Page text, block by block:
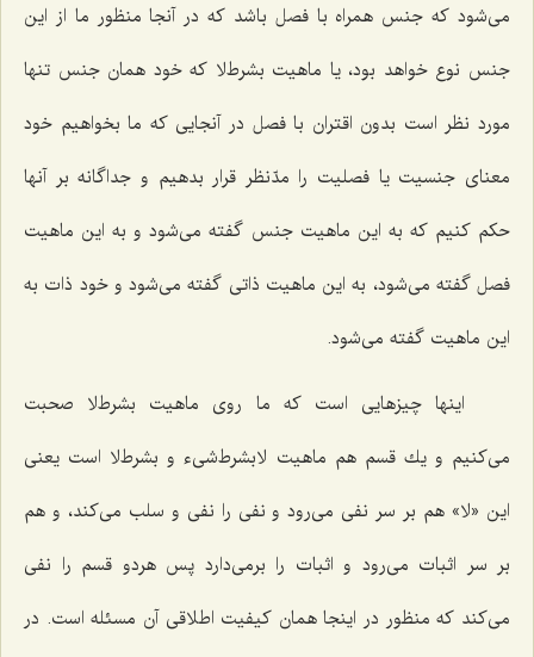
مى‌شود كه جنس همراه با فصل باشد كه در آنجا منظور ما از این
جنس نوع خواهد بود، یا ماهیت بشرط‌لا كه خود همان جنس تنها
مورد نظر است بدون اقتران با فصل در آنجایى كه ما بخواهیم خود
معناى جنسیت یا فصلیت‌ را مدّنظر قرار بدهیم و جداگانه بر آنها
حكم كنیم كه به این ماهیت جنس گفته مى‌شود و به این ماهیت
فصل گفته مى‌شود، به این ماهیت ذاتى گفته مى‌شود و خود ذات به
این ماهیت گفته مى‌شود.
اینها چیزهایى است كه ما روى ماهیت بشرط‌لا صحبت
مى‌كنیم و یك قسم هم ماهیت لابشرط‌شی‌ء و بشرط‌لا است یعنى
این «لا» هم بر سر نفى مى‌رود و نفى را نفى و سلب مى‌كند، و هم
بر سر اثبات مى‌رود و اثبات را برمى‌دارد پس هردو قسم را نفى
مى‌كند كه منظور در اینجا همان كیفیت اطلاقى آن مسئله است. در